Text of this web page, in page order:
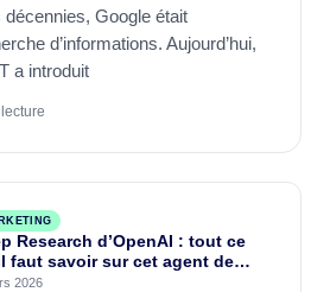
décennies, Google était
d’informations. Aujourd’hui,
a introduit
Research d’OpenAI : tout ce
faut savoir sur cet agent de
IA
2026